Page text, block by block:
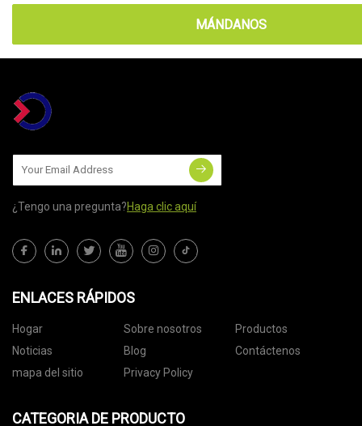
MÁNDANOS
¿Tengo una pregunta?Haga clic aquí
ENLACES RÁPIDOS
Hogar Sobre nosotros
Productos
Noticias
Blog
Contáctenos
mapa del sitio
Privacy Policy
CATEGORIA DE PRODUCTO